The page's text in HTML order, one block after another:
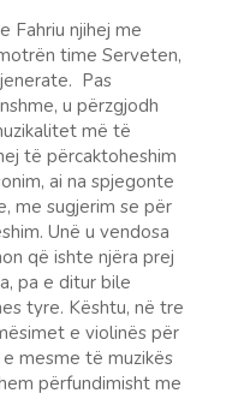
Fahriu njihej me
time Serveten,
Pas
u përzgjodh
më të
të përcaktoheshim
ai na spjegonte
me sugjerim se për
Unë u vendosa
që ishte njëra prej
pa e ditur bile
tyre. Kështu, në tre
e violinës për
mesme të muzikës
përfundimisht me